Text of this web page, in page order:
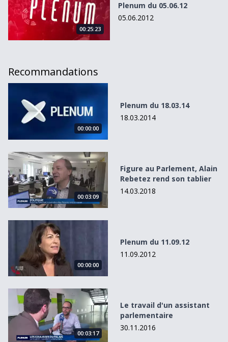
00:25:23
Plenum du 05.06.12
05.06.2012
Recommandations
00:00:00
Plenum du 18.03.14
18.03.2014
Figure au Parlement, Alain Rebetez rend son tablier
00:03:09
Figure au Parlement, Alain
Rebetez rend son tablier
14.03.2018
Plenum du 11.09.12
00:00:00
Plenum du 11.09.12
11.09.2012
Le travail d&#039;un assistant parlementaire
00:03:17
Le travail d'un assistant
parlementaire
30.11.2016